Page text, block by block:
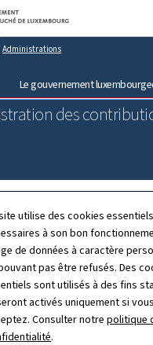
utilise des cookies essentiels
à son bon
de données à caractère
pas être refusés. Des
sont utilisés à des fins
activés uniquement si
Consulter notrepolitique
.
Aller au menu principal
Aller au contenu
Administrations
Le gouvernement
des
le16.09.2024